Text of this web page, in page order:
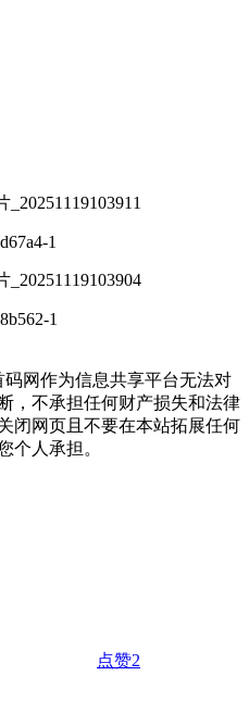
网作为信息共享平台无法对
，不承担任何财产损失和法律
闭网页且不要在本站拓展任何
个人承担。
点赞2